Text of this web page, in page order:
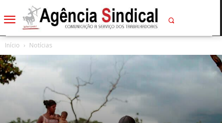
Início Notícias